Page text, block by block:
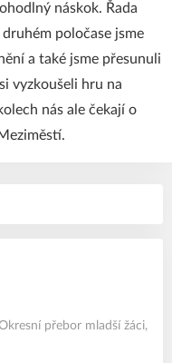
přebor mladší žáci,
náskok. Řada
poločase jsme
a také jsme přesunuli
vyzkoušeli hru na
nás ale čekají o